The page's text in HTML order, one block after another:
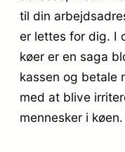
til din
er lettes for dig. I
køer er en saga
kassen og betale
med at blive
mennesker i køen.